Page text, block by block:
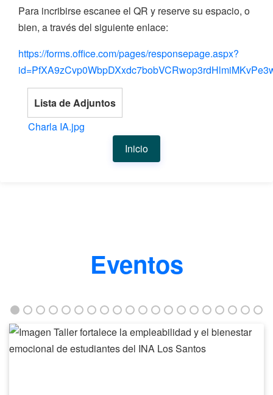
Para incribirse escanee el QR y reserve su espacio, o
bien, a través del siguiente enlace:
https://forms.office.com/pages/responsepage.aspx?
Lista de Adjuntos
Charla IA.jpg
Inicio
Eventos
Taller
fortalece